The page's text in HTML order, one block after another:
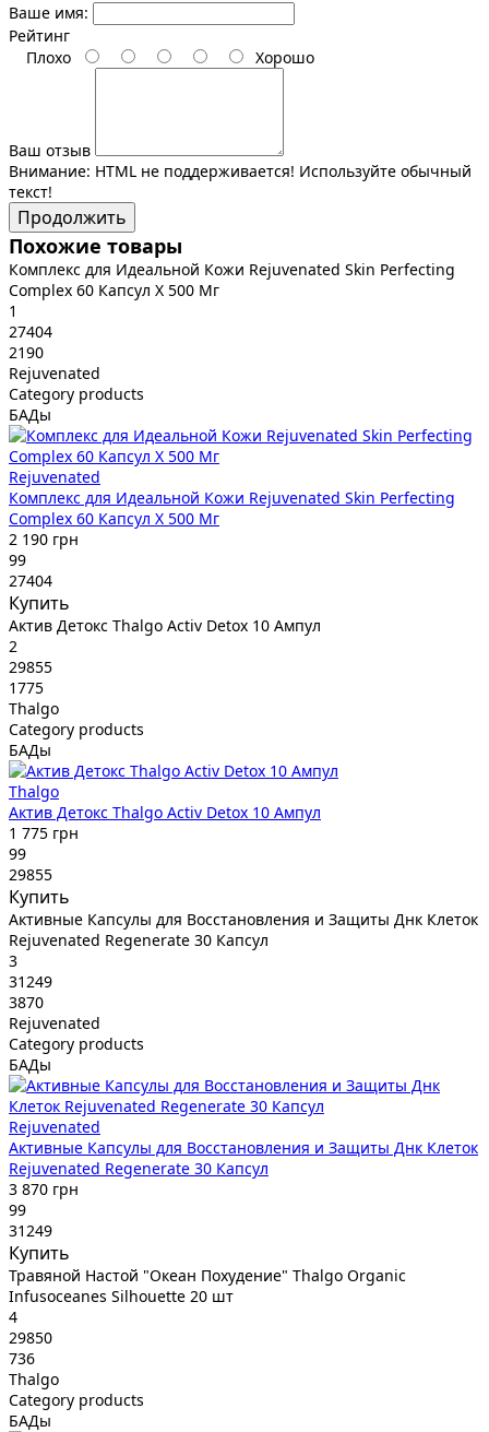
Ваше имя:
Рейтинг
Плохо
Хорошо
Ваш отзыв
Внимание: HTML не поддерживается! Используйте обычный
текст!
Продолжить
Похожие товары
Комплекс для Идеальной Кожи Rejuvenated Skin Perfecting
Complex 60 Капсул X 500 Мг
1
27404
2190
Rejuvenated
Category products
БАДы
Rejuvenated
Комплекс для Идеальной Кожи Rejuvenated Skin Perfecting
Complex 60 Капсул X 500 Мг
2 190 грн
99
27404
Купить
Актив Детокс Thalgo Activ Detox 10 Ампул
2
29855
1775
Thalgo
Category products
БАДы
Thalgo
Актив Детокс Thalgo Activ Detox 10 Ампул
1 775 грн
99
29855
Купить
Активные Капсулы для Восстановления и Защиты Днк Клеток
Rejuvenated Regenerate 30 Капсул
3
31249
3870
Rejuvenated
Category products
БАДы
Rejuvenated
Активные Капсулы для Восстановления и Защиты Днк Клеток
Rejuvenated Regenerate 30 Капсул
3 870 грн
99
31249
Купить
Травяной Настой "Океан Похудение" Thalgo Organic
Infusoceanes Silhouette 20 шт
4
29850
736
Thalgo
Category products
БАДы